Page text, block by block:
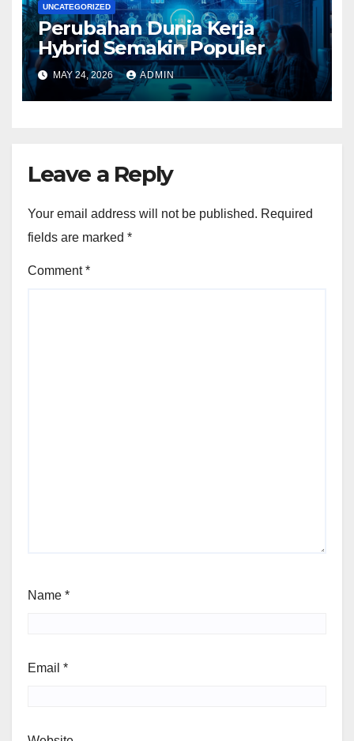
UNCATEGORIZED
Perubahan Dunia Kerja
Hybrid Semakin Populer
MAY 24, 2026 ADMIN
Leave a Reply
Your email address will not be published. Required
fields are marked *
Comment*
Name *
Email *